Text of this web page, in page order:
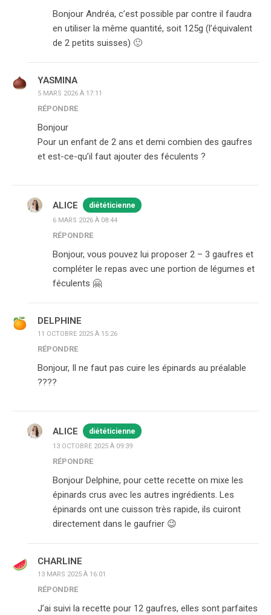
Bonjour Andréa, c’est possible par contre il faudra
en utiliser la même quantité, soit 125g (l’équivalent
de 2 petits suisses) 🙂
YASMINA
5 MARS 2026 À 17:11
RÉPONDRE
Bonjour
Pour un enfant de 2 ans et demi combien des gaufres
et est-ce-qu’il faut ajouter des féculents ?
ALICE diététicienne
6 MARS 2026 À 08:44
RÉPONDRE
Bonjour, vous pouvez lui proposer 2 – 3 gaufres et
compléter le repas avec une portion de légumes et
féculents 🤗
DELPHINE
11 OCTOBRE 2025 À 15:26
RÉPONDRE
Bonjour, Il ne faut pas cuire les épinards au préalable
????
ALICE diététicienne
13 OCTOBRE 2025 À 09:39
RÉPONDRE
Bonjour Delphine, pour cette recette on mixe les
épinards crus avec les autres ingrédients. Les
épinards ont une cuisson très rapide, ils cuiront
directement dans le gaufrier 😉
CHARLINE
13 MARS 2025 À 16:01
RÉPONDRE
J’ai suivi la recette pour 12 gaufres, elles sont parfaites